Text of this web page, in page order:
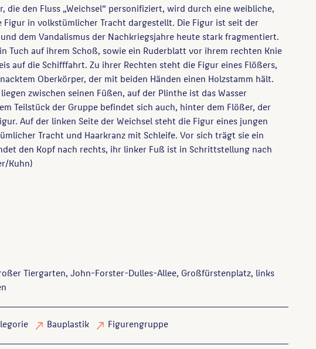
die den Fluss „Weichsel“ personifiziert, wird durch eine weibliche,
in volkstümlicher Tracht dargestellt. Die Figur ist seit der
dem Vandalismus der Nachkriegsjahre heute stark fragmentiert.
Tuch auf ihrem Schoß, sowie ein Ruderblatt vor ihrem rechten Knie
auf die Schifffahrt. Zu ihrer Rechten steht die Figur eines Flößers,
Oberkörper, der mit beiden Händen einen Holzstamm hält.
zwischen seinen Füßen, auf der Plinthe ist das Wasser
Teilstück der Gruppe befindet sich auch, hinter dem Flößer, der
Auf der linken Seite der Weichsel steht die Figur eines jungen
Tracht und Haarkranz mit Schleife. Vor sich trägt sie ein
den Kopf nach rechts, ihr linker Fuß ist in Schrittstellung nach
Kuhn)
Tiergarten, John-Forster-Dulles-Allee, Großfürstenplatz, links
Bauplastik Figurengruppe